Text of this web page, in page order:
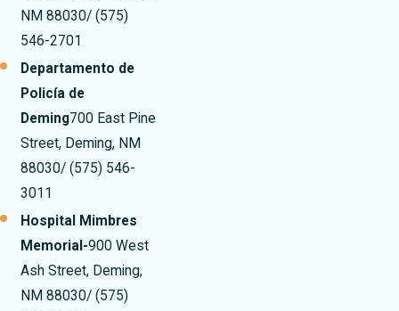
NM 88030/ (575)
546-2701
Departamento de
Policía de
Deming700 East Pine
Street, Deming, NM
88030/ (575) 546-
3011
Hospital Mimbres
Memorial-900 West
Ash Street, Deming,
NM 88030/ (575)